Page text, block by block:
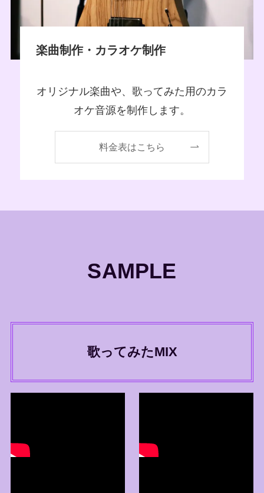
楽曲制作・カラオケ制作
オリジナル楽曲や、歌ってみた用のカラ
オケ音源を制作します。
料金表はこちら
SAMPLE
歌ってみたMIX